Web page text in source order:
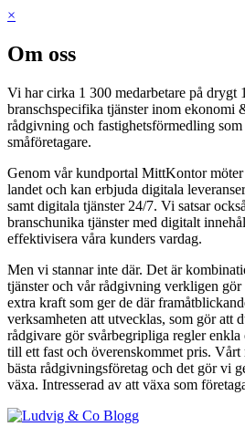
×
Om oss
Vi har cirka 1 300 medarbetare på drygt
branschspecifika tjänster inom ekonomi
rådgivning och fastighetsförmedling
småföretagare.
Genom vår kundportal MittKontor
landet och kan erbjuda digitala
samt digitala tjänster 24/7. Vi satsar
branschunika tjänster med digitalt
effektivisera våra kunders vardag.
Men vi stannar inte där. Det är
tjänster och vår rådgivning verkligen
extra kraft som ger de där
verksamheten att utvecklas, som gör att
rådgivare gör svårbegripliga regler
till ett fast och överenskommet pris. Vårt
bästa rådgivningsföretag och det gör vi
växa. Intresserad av att växa som
Blogg